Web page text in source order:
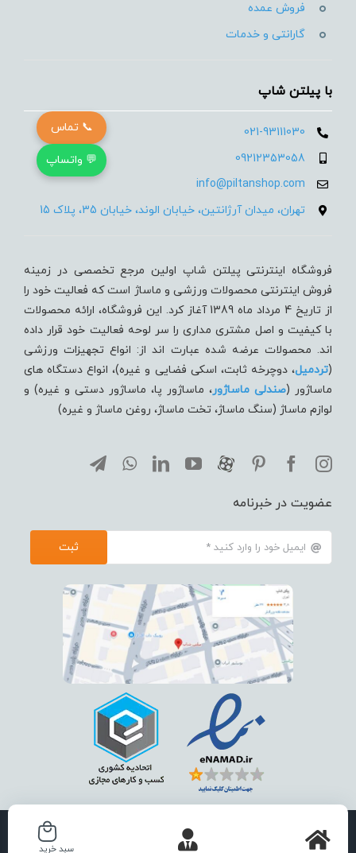
فروش عمده
گارانتی و خدمات
با پیلتن شاپ
021-93111030
09212353058
info@piltanshop.com
تهران، میدان آرژانتین، خیابان الوند، خیابان 35، پلاک 15
فروشگاه اینترنتی پیلتن شاپ اولین مرجع تخصصی در زمینه
فروش اینترنتی محصولات ورزشی و ماساژ است که فعالیت خود را
از تاریخ 4 مرداد ماه 1389 آغاز کرد. این فروشگاه، ارائه محصولات
با کیفیت و اصل مشتری مداری را سر لوحه فعالیت خود قرار داده
اند. محصولات عرضه شده عبارت اند از: انواع تجهیزات ورزشی
(تردميل، دوچرخه ثابت، اسکی فضایی و غیره)، انواع دستگاه های
ماساژور (صندلی ماساژور، ماساژور پا، ماساژور دستی و غیره) و
لوازم ماساژ (سنگ ماساژ، تخت ماساژ، روغن ماساژ و غیره)
عضویت در خبرنامه
ثبت
استفاده از تمامی مطالب ، تصاویر و محتوای سايت فقط برای مقاصد غیر
📞 تماس
💬 واتساپ
سبد خرید